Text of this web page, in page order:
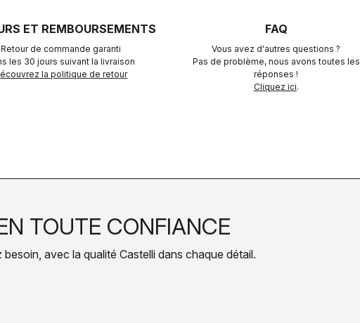
ET REMBOURSEMENTS
Retour de commande garanti
les 30 jours suivant la livraison
la politique de retour
FAQ
Vous avez d'autres questions ?
Pas de problème, nous avons toutes les
réponses !
Cliquez ici.
TOUTE CONFIANCE
avec la qualité Castelli dans chaque détail.